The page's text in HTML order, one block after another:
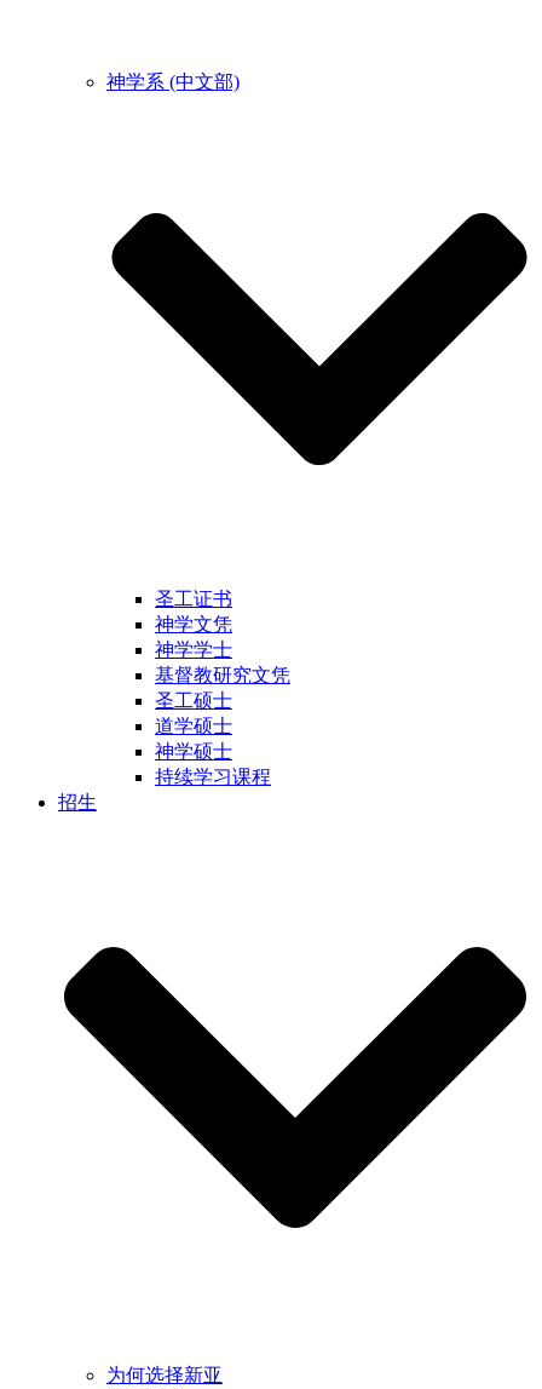
神学系 (中文部)
圣工证书
神学文凭
神学学士
基督教研究文凭
圣工硕士
道学硕士
神学硕士
持续学习课程
招生
为何选择新亚